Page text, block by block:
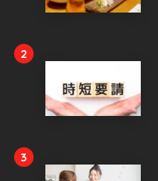
2
3